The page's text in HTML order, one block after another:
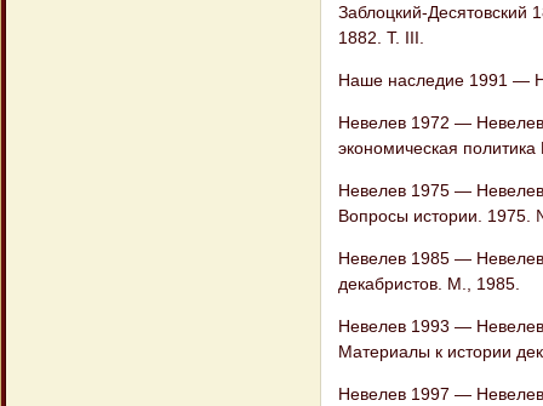
Заблоцкий-
1882. Т. III.
Наше наследие 1991 —
Невелев 1972 —
экономическая
Невелев 1975 —
Вопросы истории.
Невелев 1985 —
декабристов. М., 1985.
Невелев 1993 — Невелев
Материалы к истории
Невелев 1997 — Невелев